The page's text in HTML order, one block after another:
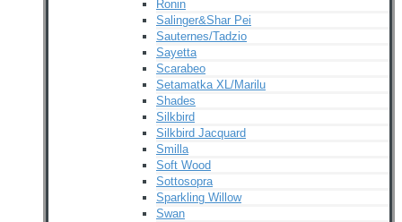
Ronin
Salinger&Shar Pei
Sauternes/Tadzio
Sayetta
Scarabeo
Setamatka XL/Marilu
Shades
Silkbird
Silkbird Jacquard
Smilla
Soft Wood
Sottosopra
Sparkling Willow
Swan